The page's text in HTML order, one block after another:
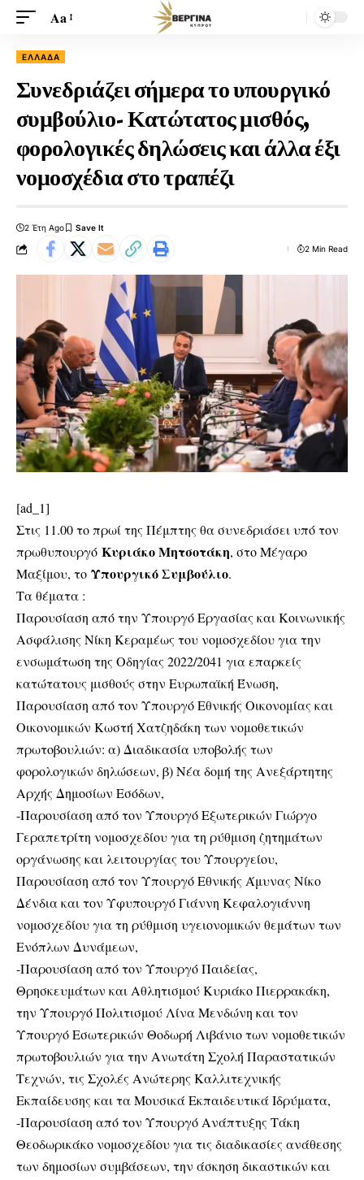
Aa
ΕΛΛΆΔΑ
Συνεδριάζει σήμερα το υπουργικό
συμβούλιο- Κατώτατος μισθός,
φορολογικές δηλώσεις και άλλα έξι
νομοσχέδια στο τραπέζι
2 Έτη Ago
2 Min Read
[ad_1]
Στις 11.00 το πρωί της Πέμπτης θα συνεδριάσει υπό τον
πρωθυπουργό Κυριάκο Μητσοτάκη, στο Μέγαρο
Μαξίμου, το Υπουργικό Συμβούλιο.
Τα θέματα :
Παρουσίαση από την Υπουργό Εργασίας και Κοινωνικής
Ασφάλισης Νίκη Κεραμέως του νομοσχεδίου για την
ενσωμάτωση της Οδηγίας 2022/2041 για επαρκείς
κατώτατους μισθούς στην Ευρωπαϊκή Ένωση,
Παρουσίαση από τον Υπουργό Εθνικής Οικονομίας και
Οικονομικών Κωστή Χατζηδάκη των νομοθετικών
πρωτοβουλιών: α) Διαδικασία υποβολής των
φορολογικών δηλώσεων, β) Νέα δομή της Ανεξάρτητης
Αρχής Δημοσίων Εσόδων,
-Παρουσίαση από τον Υπουργό Εξωτερικών Γιώργο
Γεραπετρίτη νομοσχεδίου για τη ρύθμιση ζητημάτων
οργάνωσης και λειτουργίας του Υπουργείου,
Παρουσίαση από τον Υπουργό Εθνικής Άμυνας Νίκο
Δένδια και τον Υφυπουργό Γιάννη Κεφαλογιάννη
νομοσχεδίου για τη ρύθμιση υγειονομικών θεμάτων των
Ενόπλων Δυνάμεων,
-Παρουσίαση από τον Υπουργό Παιδείας,
Θρησκευμάτων και Αθλητισμού Κυριάκο Πιερρακάκη,
την Υπουργό Πολιτισμού Λίνα Μενδώνη και τον
Υπουργό Εσωτερικών Θοδωρή Λιβάνιο των νομοθετικών
πρωτοβουλιών για την Ανωτάτη Σχολή Παραστατικών
Τεχνών, τις Σχολές Ανώτερης Καλλιτεχνικής
Εκπαίδευσης και τα Μουσικά Εκπαιδευτικά Ιδρύματα,
-Παρουσίαση από τον Υπουργό Ανάπτυξης Τάκη
Θεοδωρικάκο νομοσχεδίου για τις διαδικασίες ανάθεσης
των δημοσίων συμβάσεων, την άσκηση δικαστικών και